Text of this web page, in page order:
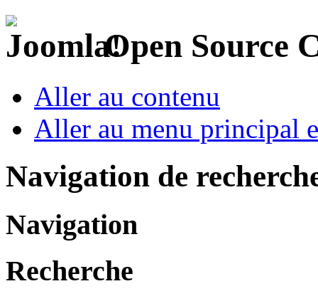
Open Source
Aller au contenu
Aller au menu principal
Navigation de
Navigation
Recherche